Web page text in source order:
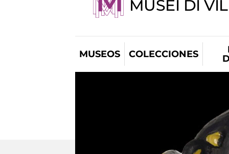
MUSEI DI
MUSEOS COLECCIONES